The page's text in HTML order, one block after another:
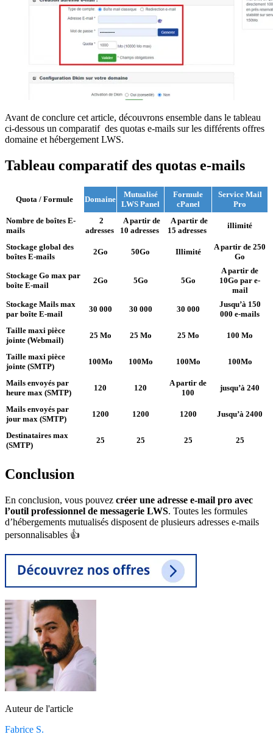
Avant de conclure cet article, découvrons ensemble dans le tableau
ci-dessous un comparatif des quotas e-mails sur les différents offres
domaine et hébergement LWS.
Tableau comparatif des quotas e-mails
Quota / Formule Domaine
Mutualisé
LWS Panel
Formule
cPanel
Service Mail
Pro
Nombre de boîtes E-
mails
2
adresses
A partir de
10 adresses
A partir de
15 adresses
illimité
Stockage global des
boîtes E-mails
2Go 50Go Illimité
A partir de 250
Go
Stockage Go max par
boîte E-mail
2Go 5Go 5Go
A partir de
10Go par e-
mail
Stockage Mails max
par boîte E-mail
30 000 30 000 30 000
Jusqu’à 150
000 e-mails
Taille maxi pièce
jointe (Webmail)
25 Mo 25 Mo 25 Mo 100 Mo
Taille maxi pièce
jointe (SMTP)
100Mo 100Mo 100Mo 100Mo
Mails envoyés par
heure max (SMTP)
120 120
A partir de
100
jusqu’à 240
Mails envoyés par
jour max (SMTP)
1200 1200 1200 Jusqu’à 2400
Destinataires max
(SMTP)
25 25 25 25
Conclusion
En conclusion, vous pouvez créer une adresse e-mail pro avec
l’outil professionnel de messagerie LWS. Toutes les formules
d’hébergements mutualisés disposent de plusieurs adresses e-mails
personnalisables 👍
Auteur de l'article
Fabrice S.